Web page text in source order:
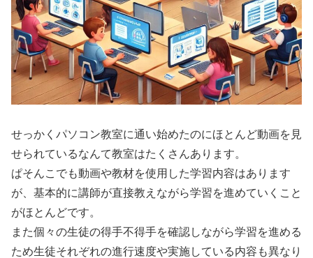
せっかくパソコン教室に通い始めたのにほとんど動画を見
せられているなんて教室はたくさんあります。
ぱそんこでも動画や教材を使用した学習内容はあります
が、基本的に講師が直接教えながら学習を進めていくこと
がほとんどです。
また個々の生徒の得手不得手を確認しながら学習を進める
ため生徒それぞれの進行速度や実施している内容も異なり